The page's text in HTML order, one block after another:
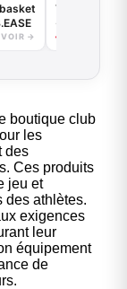
VOIR →
Tenue de
- Griffe -
49,00
boutique club
les
des
Ces produits
jeu et
des athlètes.
exigences
leur
équipement
de